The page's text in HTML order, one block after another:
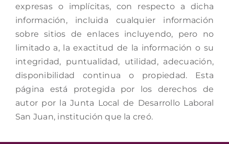
expresas o implícitas, con respecto a dicha
información, incluida cualquier información
sobre sitios de enlaces incluyendo, pero no
limitado a, la exactitud de la información o su
integridad, puntualidad, utilidad, adecuación,
disponibilidad continua o propiedad. Esta
página está protegida por los derechos de
autor por la Junta Local de Desarrollo Laboral
San Juan, institución que la creó.